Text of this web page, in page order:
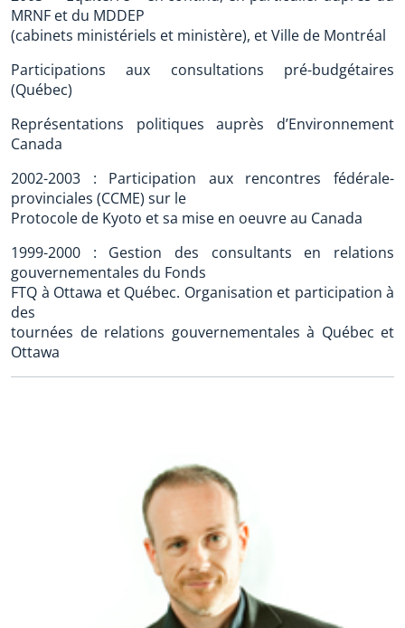
MRNF et du MDDEP
(cabinets ministériels et ministère), et Ville de Montréal
Participations aux consultations pré-budgétaires
(Québec)
Représentations politiques auprès d’Environnement
Canada
2002-2003 : Participation aux rencontres fédérale-
provinciales (CCME) sur le
Protocole de Kyoto et sa mise en oeuvre au Canada
1999-2000 : Gestion des consultants en relations
gouvernementales du Fonds
FTQ à Ottawa et Québec. Organisation et participation à
des
tournées de relations gouvernementales à Québec et
Ottawa